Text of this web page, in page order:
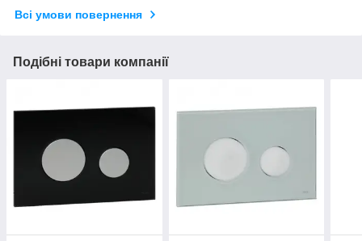
Всі умови повернення
Подібні товари компанії